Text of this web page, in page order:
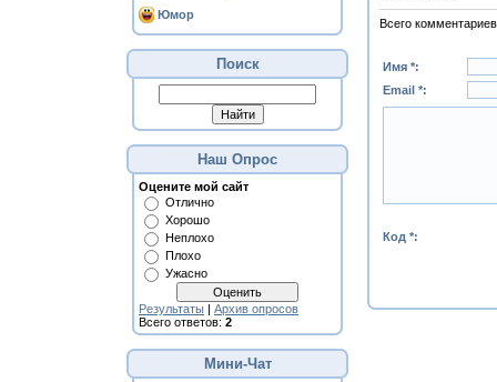
Юмор
Поиск
Наш Опрос
Оцените мой сайт
Отлично
Хорошо
Неплохо
Плохо
Ужасно
Результаты | Архив опросов
Всего ответов: 2
Мини-Чат
Всего комментариев
Имя *:
Email *:
Код *: